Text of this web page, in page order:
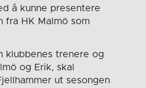
å kunne presentere
fra HK Malmö som
klubbenes trenere og
og Erik, skal
ut sesongen